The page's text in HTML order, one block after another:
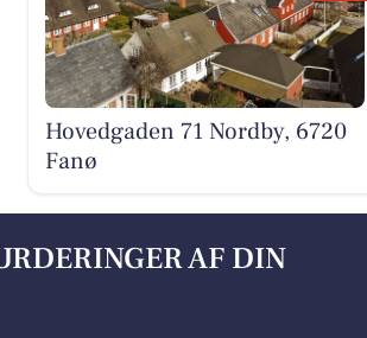
Hovedgaden 71 Nordby, 6720
Fanø
AF DIN